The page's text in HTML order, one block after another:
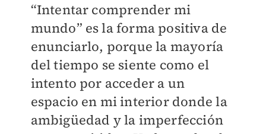
“Intentar comprender mi
mundo” es la forma positiva de
enunciarlo, porque la mayoría
del tiempo se siente como el
intento por acceder a un
espacio en mi interior donde la
ambigüedad y la imperfección